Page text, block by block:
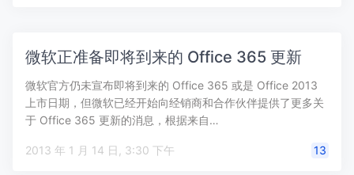
微软正准备即将到来的 Office 365 更新
微软官方仍未宣布即将到来的 Office 365 或是 Office 2013
上市日期，但微软已经开始向经销商和合作伙伴提供了更多关
于 Office 365 更新的消息，根据来自…
2013 年 1 月 14 日, 3:30 下午 13